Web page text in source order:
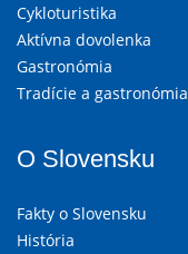
Cykloturistika
Aktívna dovolenka
Gastronómia
Tradície a gastronómia
O Slovensku
Fakty o Slovensku
História